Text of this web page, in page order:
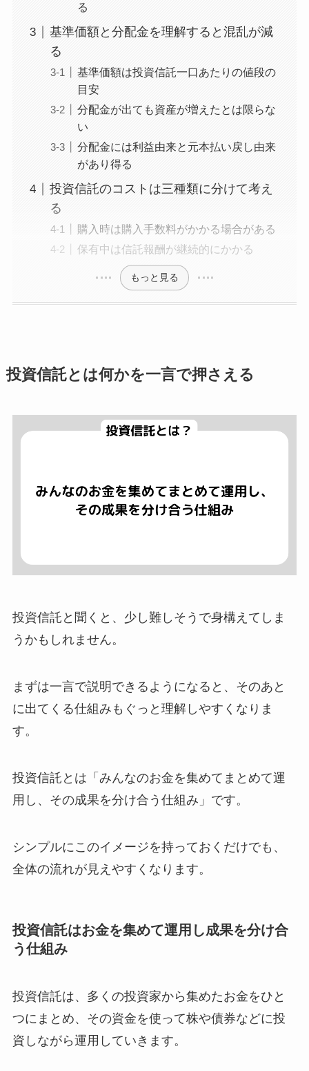
る
基準価額と分配金を理解すると混乱が減
る
基準価額は投資信託一口あたりの値段の
目安
分配金が出ても資産が増えたとは限らな
い
分配金には利益由来と元本払い戻し由来
があり得る
投資信託のコストは三種類に分けて考え
る
購入時は購入手数料がかかる場合がある
保有中は信託報酬が継続的にかかる
もっと見る
投資信託とは何かを一言で押さえる
投資信託と聞くと、少し難しそうで身構えてしま
うかもしれません。
まずは一言で説明できるようになると、そのあと
に出てくる仕組みもぐっと理解しやすくなりま
す。
投資信託とは「みんなのお金を集めてまとめて運
用し、その成果を分け合う仕組み」です。
シンプルにこのイメージを持っておくだけでも、
全体の流れが見えやすくなります。
投資信託はお金を集めて運用し成果を分け合
う仕組み
投資信託は、多くの投資家から集めたお金をひと
つにまとめ、その資金を使って株や債券などに投
資しながら運用していきます。